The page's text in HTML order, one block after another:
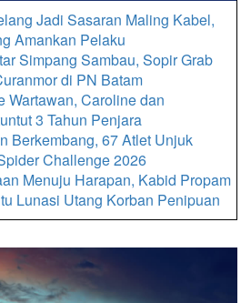
Jadi Sasaran Maling Kabel,
Amankan Pelaku
Simpang Sambau, Sopir Grab
di PN Batam
Wartawan, Caroline dan
3 Tahun Penjara
Berkembang, 67 Atlet Unjuk
Challenge 2026
Menuju Harapan, Kabid Propam
Lunasi Utang Korban Penipuan